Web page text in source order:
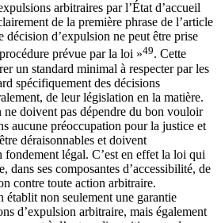
arbitraires par l’État d’accueil
de la première phrase de l’article
décision d’expulsion ne peut être prise
prévue par la loi »49. Cette
un standard minimal à respecter par les
spécifiquement des décisions
de leur législation en la matière.
ne doivent pas dépendre du bon vouloir
aucune préoccupation pour la justice et
déraisonnables et doivent
fondement légal. C’est en effet la loi qui
dans ses composantes d’accessibilité, de
contre toute action arbitraire.
non seulement une garantie
d’expulsion arbitraire, mais également